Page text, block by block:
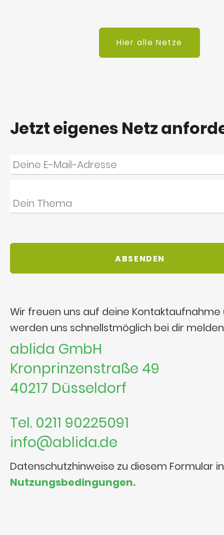
Hier alle Netze
Jetzt eigenes Netz
Wir freuen uns auf deine Kontaktaufnahme
werden uns schnellstmöglich bei dir
ablida GmbH
Kronprinzenstraße 49
40217 Düsseldorf
Tel. 0211 90225091
info@ablida.de
Datenschutzhinweise zu diesem Formular
Nutzungsbedingungen.